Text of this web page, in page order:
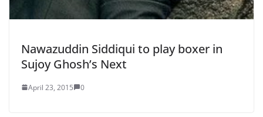
Nawazuddin Siddiqui to play boxer in
Sujoy Ghosh’s Next
April 23, 2015 0